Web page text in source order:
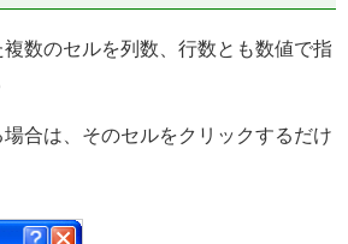
数のセルを列数、行数とも数値で指
合は、そのセルをクリックするだけ